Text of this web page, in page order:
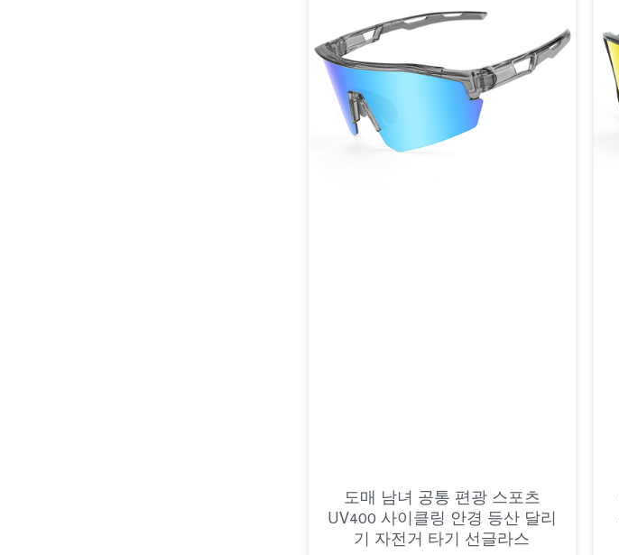
도매 남녀 공통 편광 스포츠
UV400 사이클링 안경 등산 달리
기 자전거 타기 선글라스